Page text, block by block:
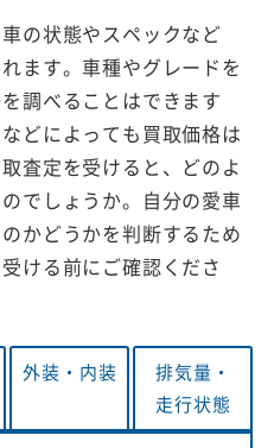
の状態やスペックなど
ます。車種やグレードを
調べることはできます
どによっても買取価格は
査定を受けると、どのよ
でしょうか。自分の愛車
かどうかを判断するため
ける前にご確認くださ
外装・ 内装
排気量・
走行状態